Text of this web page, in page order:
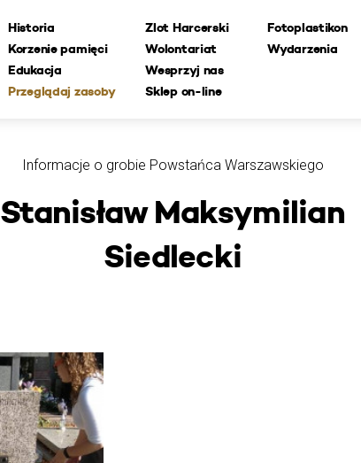
Historia
Korzenie pamięci
Edukacja
Przeglądaj zasoby
Zlot Harcerski
Wolontariat
Wesprzyj nas
Sklep on-line
Fotoplastikon
Wydarzenia
Informacje o grobie Powstańca Warszawskiego
Stanisław Maksymilian
Siedlecki